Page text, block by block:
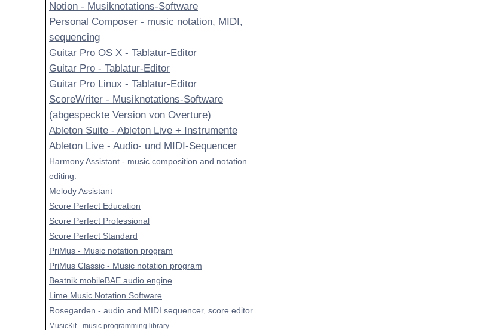
Notion - Musiknotations-Software
Personal Composer - music notation, MIDI,
sequencing
Guitar Pro OS X - Tablatur-Editor
Guitar Pro - Tablatur-Editor
Guitar Pro Linux - Tablatur-Editor
ScoreWriter - Musiknotations-Software
(abgespeckte Version von Overture)
Ableton Suite - Ableton Live + Instrumente
Ableton Live - Audio- und MIDI-Sequencer
Harmony Assistant - music composition and notation
editing.
Melody Assistant
Score Perfect Education
Score Perfect Professional
Score Perfect Standard
PriMus - Music notation program
PriMus Classic - Music notation program
Beatnik mobileBAE audio engine
Lime Music Notation Software
Rosegarden - audio and MIDI sequencer, score editor
MusicKit - music programming library